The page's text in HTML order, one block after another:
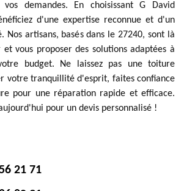
demandes. En choisissant G David
d'une expertise reconnue et d'un
Nos artisans, basés dans le 27240, sont là
vous proposer des solutions adaptées à
budget. Ne laissez pas une toiture
votre tranquillité d'esprit, faites confiance
pour une réparation rapide et efficace.
pour un devis personnalisé !
21 71